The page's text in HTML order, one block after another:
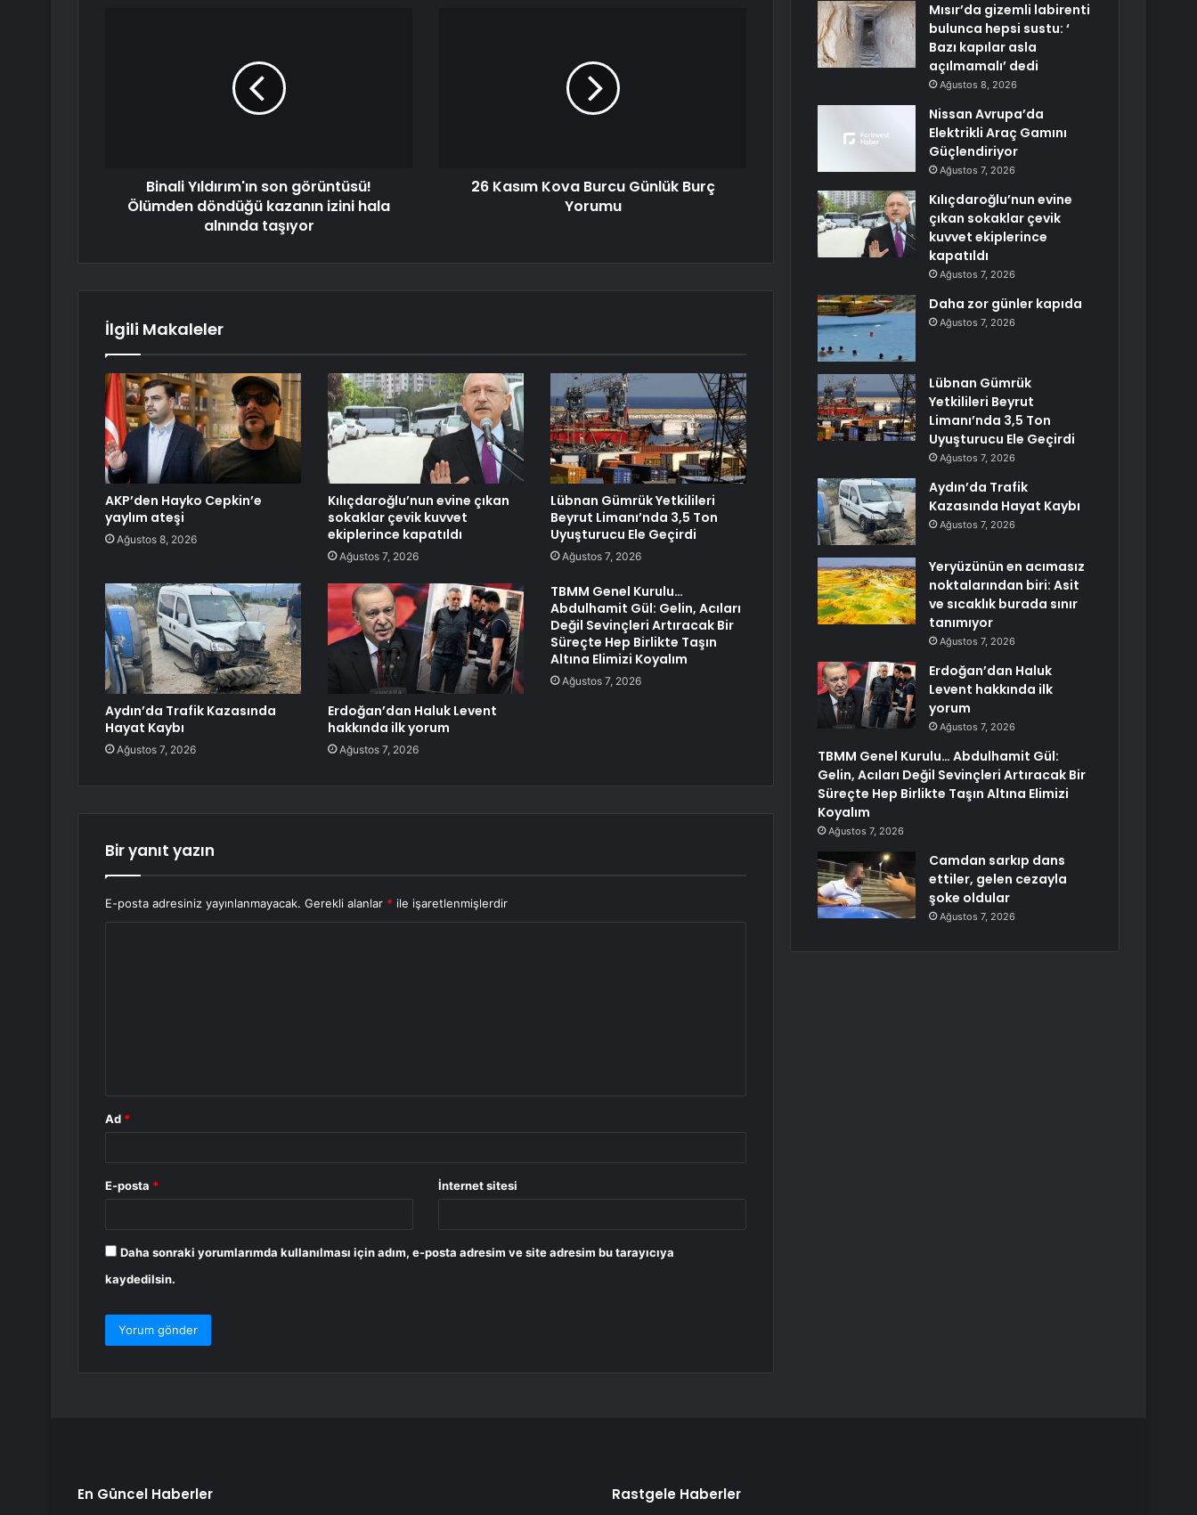
Binali Yıldırım'ın son görüntüsü!
Ölümden döndüğü kazanın izini hala
alnında taşıyor
26 Kasım Kova Burcu Günlük Burç
Yorumu
İlgili Makaleler
AKP’den Hayko Cepkin’e
yaylım ateşi
Ağustos 8, 2026
Kılıçdaroğlu’nun evine çıkan
sokaklar çevik kuvvet
ekiplerince kapatıldı
Ağustos 7, 2026
Lübnan Gümrük Yetkilileri
Beyrut Limanı’nda 3,5 Ton
Uyuşturucu Ele Geçirdi
Ağustos 7, 2026
Aydın’da Trafik Kazasında
Hayat Kaybı
Ağustos 7, 2026
Erdoğan’dan Haluk Levent
hakkında ilk yorum
Ağustos 7, 2026
TBMM Genel Kurulu…
Abdulhamit Gül: Gelin, Acıları
Değil Sevinçleri Artıracak Bir
Süreçte Hep Birlikte Taşın
Altına Elimizi Koyalım
Ağustos 7, 2026
Bir yanıt yazın
E-posta adresiniz yayınlanmayacak. Gerekli alanlar * ile işaretlenmişlerdir
Ad *
E-posta * İnternet sitesi
Daha sonraki yorumlarımda kullanılması için adım, e-posta adresim ve site adresim bu tarayıcıya
kaydedilsin.
Mısır’da gizemli labirenti
bulunca hepsi sustu: ‘
Bazı kapılar asla
açılmamalı’ dedi
Ağustos 8, 2026
Nissan Avrupa’da
Elektrikli Araç Gamını
Güçlendiriyor
Ağustos 7, 2026
Kılıçdaroğlu’nun evine
çıkan sokaklar çevik
kuvvet ekiplerince
kapatıldı
Ağustos 7, 2026
Daha zor günler kapıda
Ağustos 7, 2026
Lübnan Gümrük
Yetkilileri Beyrut
Limanı’nda 3,5 Ton
Uyuşturucu Ele Geçirdi
Ağustos 7, 2026
Aydın’da Trafik
Kazasında Hayat Kaybı
Ağustos 7, 2026
Yeryüzünün en acımasız
noktalarından biri: Asit
ve sıcaklık burada sınır
tanımıyor
Ağustos 7, 2026
Erdoğan’dan Haluk
Levent hakkında ilk
yorum
Ağustos 7, 2026
TBMM Genel Kurulu… Abdulhamit Gül:
Gelin, Acıları Değil Sevinçleri Artıracak Bir
Süreçte Hep Birlikte Taşın Altına Elimizi
Koyalım
Ağustos 7, 2026
Camdan sarkıp dans
ettiler, gelen cezayla
şoke oldular
Ağustos 7, 2026
En Güncel Haberler Rastgele Haberler